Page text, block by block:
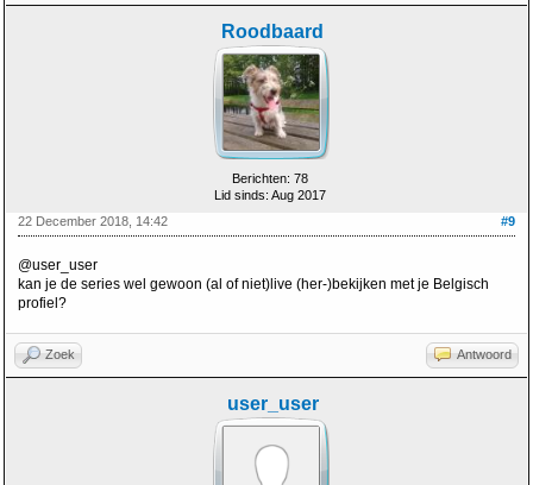
Roodbaard
Berichten: 78
Lid sinds: Aug 2017
#9
22 December 2018, 14:42
@user_user
kan je de series wel gewoon (al of niet)live (her-)bekijken met je Belgisch
profiel?
Zoek Antwoord
user_user